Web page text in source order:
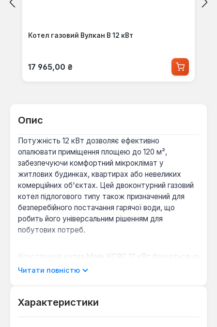
Котел газовий Вулкан В 12 кВт
Звичайна ціна:
17 965,00 ₴
Опис
Потужність 12 кВт дозволяє ефективно
опалювати приміщення площею до 120 м²,
забезпечуючи комфортний мікроклімат у
житлових будинках, квартирах або невеликих
комерційних об'єктах. Цей двоконтурний газовий
котел підлогового типу також призначений для
безперебійного постачання гарячої води, що
робить його універсальним рішенням для
побутових потреб.
Конструкція котла Маяк КСВС 12 кВт базується на
сталевому теплообміннику з вертикальною
експлуатації. Пристрій оснащений відкритою
Читати повністю
Характеристики